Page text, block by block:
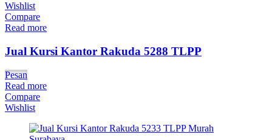
Wishlist
Compare
Read more
Jual Kursi Kantor Rakuda 5288 TLPP
Pesan
Read more
Compare
Wishlist